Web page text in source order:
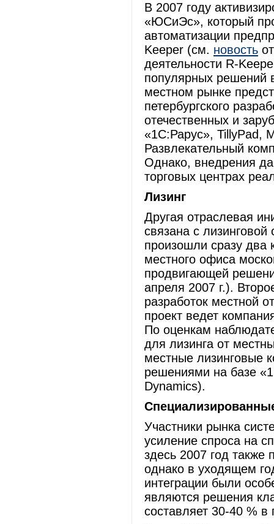
В 2007 году
«ЮСиЭс», который
автоматизации
Keeper (см. новость
деятельности R-
популярных решений
местном рынке
петербургского
отечественных и
«1С:Рарус», TillyPad,
Развлекательный
Однако, внедрения
торговых центрах
Лизинг
Другая отраслевая
связана с
произошли сразу два
местного офиса
продвигающей
апреля 2007 г.).
разработок местной
проект ведет
По оценкам
для лизинга от
местные лизинговые
решениями на базе
Dynamics).
Участники рынка
усиление спроса на
здесь 2007 год также
однако в уходящем
интеграции были
являются решения
составляет 30-40 %